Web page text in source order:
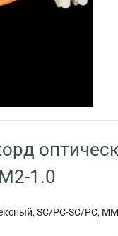
1.0
SC/PC-SC/PC,